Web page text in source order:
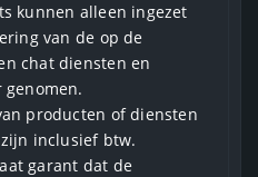
kunnen alleen ingezet
van de op de
chat diensten en
producten of diensten
inclusief btw.
garant dat de